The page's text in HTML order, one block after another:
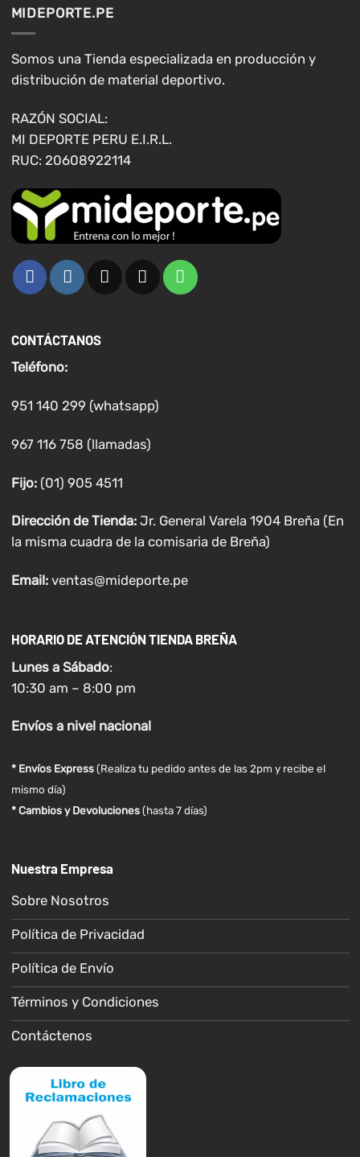
se
pueden
elegir
en
página
de
producto
elegir
en
MIDEPORTE.PE
Somos una Tienda especializada en producción y
distribución de material deportivo.
RAZÓN SOCIAL:
MI DEPORTE PERU E.I.R.L.
RUC: 20608922114
CONTÁCTANOS
Teléfono:
951 140 299 (whatsapp)
967 116 758 (llamadas)
Fijo:(01) 905 4511
Dirección de Tienda: Jr. General Varela 1904 Breña (En
la misma cuadra de la comisaria de Breña)
Email: ventas@mideporte.pe
HORARIO DE ATENCIÓN TIENDA BREÑA
Lunes a Sábado:
10:30 am – 8:00 pm
Envíosa nivel nacional
* Envíos Express(Realiza tu pedido antes de las 2pm y recibe el
mismo día)
* Cambios y Devoluciones (hasta 7 días)
Nuestra Empresa
Sobre Nosotros
Política de Privacidad
Política de Envío
Términos y Condiciones
Contáctenos